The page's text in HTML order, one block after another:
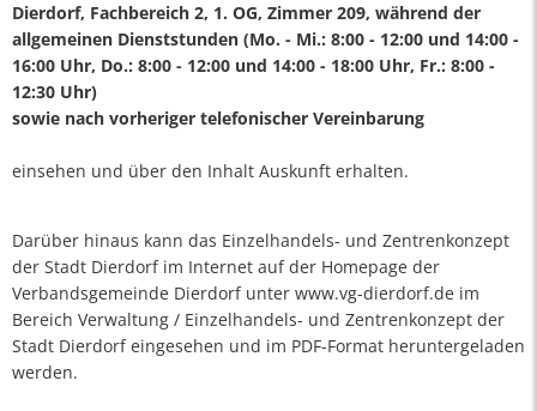
Dierdorf, Fachbereich 2, 1. OG, Zimmer 209, während der
allgemeinen Dienststunden (Mo. - Mi.: 8:00 - 12:00 und 14:00 -
16:00 Uhr, Do.: 8:00 - 12:00 und 14:00 - 18:00 Uhr, Fr.: 8:00 -
12:30 Uhr)
sowie nach vorheriger telefonischer Vereinbarung
einsehen und über den Inhalt Auskunft erhalten.
Darüber hinaus kann das Einzelhandels- und Zentrenkonzept
der Stadt Dierdorf im Internet auf der Homepage der
Verbandsgemeinde Dierdorf unter www.vg-dierdorf.de im
Bereich Verwaltung / Einzelhandels- und Zentrenkonzept der
Stadt Dierdorf eingesehen und im PDF-Format heruntergeladen
werden.